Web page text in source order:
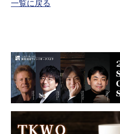
一覧に戻る